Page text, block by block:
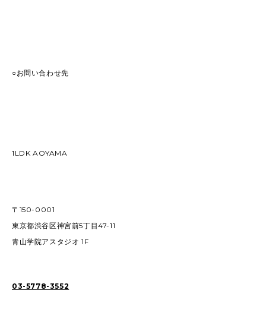
○お問い合わせ先
1LDK AOYAMA
〒150-0001
東京都渋谷区神宮前5丁目47-11
青山学院アスタジオ 1F
03-5778-3552